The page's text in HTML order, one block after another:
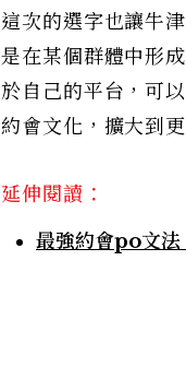
這次的選字也讓牛
是在某個群體中形
於自己的平台，可
約會文化，擴大到
延伸閱讀：
最強約會po文